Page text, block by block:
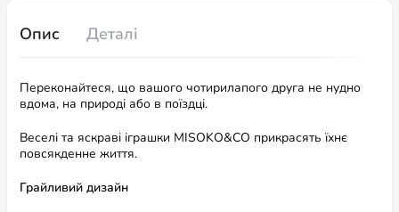
Опис Деталі
Переконайтеся, що вашого чотирилапого друга не нудно
вдома, на природі або в поїздці.
Веселі та яскраві іграшки MISOKO&CO прикрасять їхнє
повсякденне життя.
Грайливий дизайн